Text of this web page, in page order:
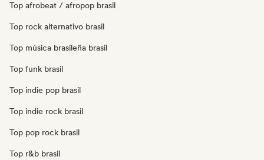
Top afrobeat / afropop brasil
Top rock alternativo brasil
Top música brasileña brasil
Top funk brasil
Top indie pop brasil
Top indie rock brasil
Top pop rock brasil
Top r&b brasil